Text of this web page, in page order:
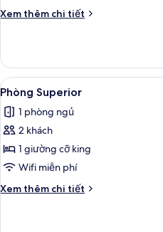
Xem thêm chi tiết
Chi
Phòng
Deluxe
Xem
tất
cả
ảnh
Phòng
Superior
3
Phòng Superior
1 phòng ngủ
2 khách
1 giường cỡ king
Wifi miễn phí
Xem thêm chi tiết
Chi